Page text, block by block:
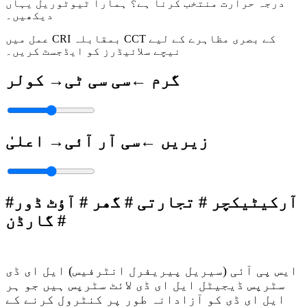
درجہ حرارت منتخب کرنا ہے؟ ہمارا ٹیوٹوریل یہاں
دیکھیں۔
عمل میں CRI بمقابلہ CCT کے بصری مظاہرے کے لیے
نیچے سلائیڈرز کو ایڈجسٹ کریں۔
گرم ←سی سی ٹی → کولر
زیریں ←سی آر آئی → اعلیٰ
#آرکیٹیکچر # تجارتی # گھر # آؤٹ ڈور
# گارڈن
ایس پی آئی (سیریل پیریفرل انٹرفیس) ایل ای ڈی
سٹرپس ڈیجیٹل ایل ای ڈی لائٹ سٹرپس ہیں جو ہر
ایل ای ڈی کو آزادانہ طور پر کنٹرول کرنے کے